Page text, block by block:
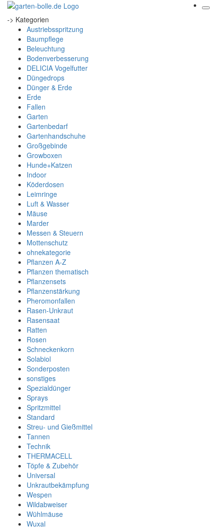
-> Kategorien
Austriebsspritzung
Baumpflege
Beleuchtung
Bodenverbesserung
DELICIA Vogelfutter
Düngedrops
Dünger & Erde
Erde
Fallen
Garten
Gartenbedarf
Gartenhandschuhe
Großgebinde
Growboxen
Hunde+Katzen
Indoor
Köderdosen
Leimringe
Luft & Wasser
Mäuse
Marder
Messen & Steuern
Mottenschutz
ohnekategorie
Pflanzen A-Z
Pflanzen thematisch
Pflanzensets
Pflanzenstärkung
Pheromonfallen
Rasen-Unkraut
Rasensaat
Ratten
Rosen
Schneckenkorn
Solabiol
Sonderposten
sonstiges
Spezialdünger
Sprays
Spritzmittel
Standard
Streu- und Gießmittel
Tannen
Technik
THERMACELL
Töpfe & Zubehör
Universal
Unkrautbekämpfung
Wespen
Wildabweiser
Wühlmäuse
Wuxal